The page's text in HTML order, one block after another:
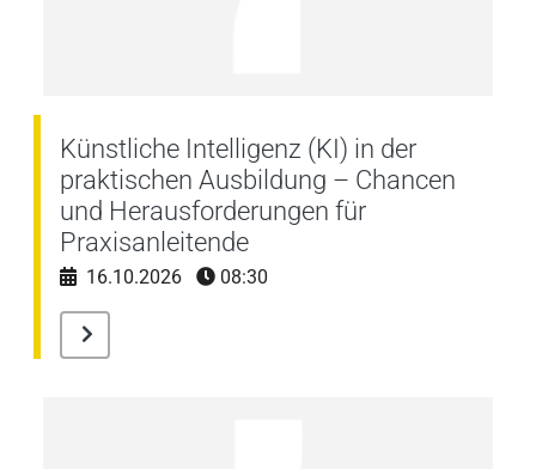
Künstliche Intelligenz (KI) in der
praktischen Ausbildung – Chancen
und Herausforderungen für
Praxisanleitende
16.10.2026 08:30